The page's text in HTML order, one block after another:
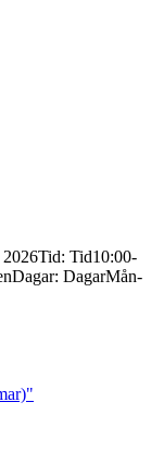
2026Tid: Tid10:00-
Dagar: DagarMån-